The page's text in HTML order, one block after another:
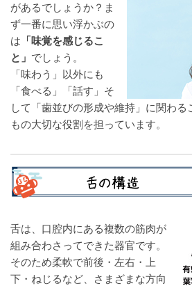
があるでしょうか？ま
ず一番に思い浮かぶの
は 「味覚を感じるこ
と」 でしょう。
「味わう」以外にも
「食べる」「話す」そ
して「歯並びの形成や維持」に関わる
もの大切な役割を担っています。
舌は、口腔内にある複数の筋肉が
組み合わさってできた器官です。
そのため柔軟で前後・左右・上
下・ねじるなど、さまざまな方向